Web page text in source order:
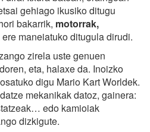
gehiago ikusiko ditugu
bakarrik, motorrak,
ere maneiatuko ditugula dirudi.
zirela uste genuen
eta, halaxe da. Inoizko
digu Mario Kart Worldek.
mekanikak datoz, gainera:
edo kamioiak
dizkigute.